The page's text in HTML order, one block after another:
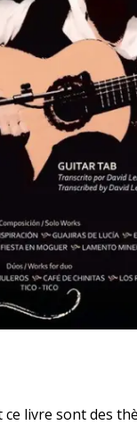
livre sont des